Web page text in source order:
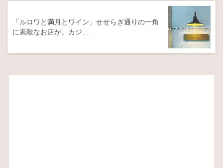
「ルロワと満月とワイン」せせらぎ通りの一角
に素敵なお店が。カジ…